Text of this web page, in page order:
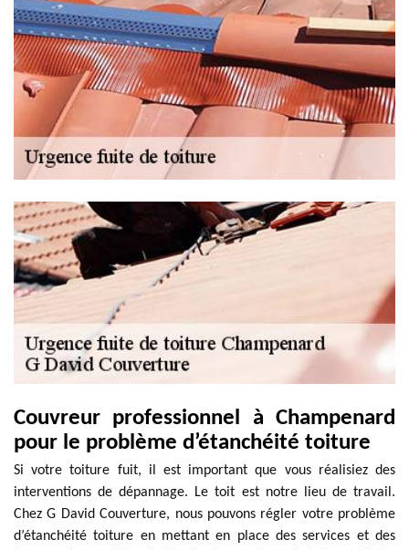
Couvreur professionnel à Champenard
pour le problème d’étanchéité toiture
Si votre toiture fuit, il est important que vous réalisiez des
interventions de dépannage. Le toit est notre lieu de travail.
Chez G David Couverture, nous pouvons régler votre problème
d’étanchéité toiture en mettant en place des services et des